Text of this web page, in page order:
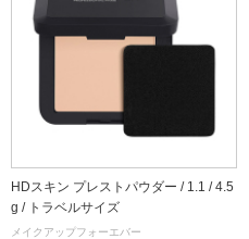
HDスキン プレストパウダー / 1.1 / 4.5
g / トラベルサイズ
メイクアップフォーエバー